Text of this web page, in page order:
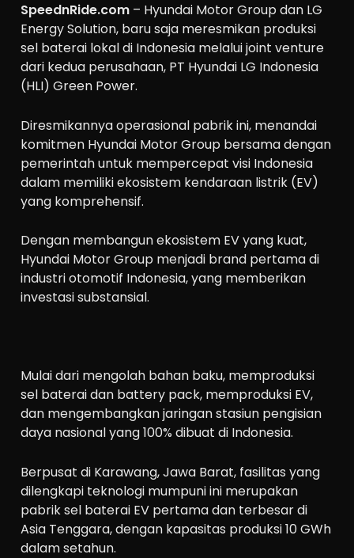
SpeednRide.com – Hyundai Motor Group dan LG
Energy Solution, baru saja meresmikan produksi
sel baterai lokal di Indonesia melalui joint venture
dari kedua perusahaan, PT Hyundai LG Indonesia
(HLI) Green Power.
Diresmikannya operasional pabrik ini, menandai
komitmen Hyundai Motor Group bersama dengan
pemerintah untuk mempercepat visi Indonesia
dalam memiliki ekosistem kendaraan listrik (EV)
yang komprehensif.
Dengan membangun ekosistem EV yang kuat,
Hyundai Motor Group menjadi brand pertama di
industri otomotif Indonesia, yang memberikan
investasi substansial.
Mulai dari mengolah bahan baku, memproduksi
sel baterai dan battery pack, memproduksi EV,
dan mengembangkan jaringan stasiun pengisian
daya nasional yang 100% dibuat di Indonesia.
Berpusat di Karawang, Jawa Barat, fasilitas yang
dilengkapi teknologi mumpuni ini merupakan
pabrik sel baterai EV pertama dan terbesar di
Asia Tenggara, dengan kapasitas produksi 10 GWh
dalam setahun.